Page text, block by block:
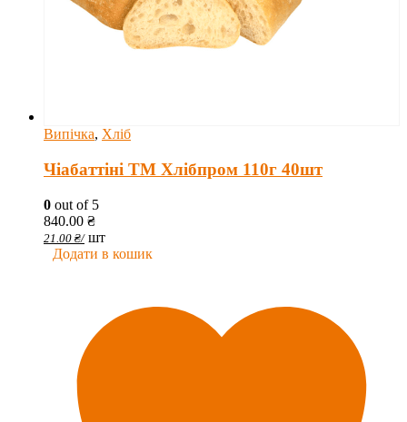
Випічка, Хліб
Чіабаттіні ТМ Хлібпром 110г 40шт
0 out of 5
840.00 ₴
21.00 ₴/ шт
Додати в кошик